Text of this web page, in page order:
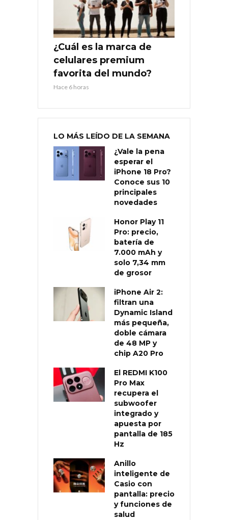
¿Cuál es la marca de
celulares premium
favorita del mundo?
Hace 6 horas
LO MÁS LEÍDO DE LA SEMANA
¿Vale la pena
esperar el
iPhone 18 Pro?
Conoce sus 10
principales
novedades
Honor Play 11
Pro: precio,
batería de
7.000 mAh y
solo 7,34 mm
de grosor
iPhone Air 2:
filtran una
Dynamic Island
más pequeña,
doble cámara
de 48 MP y
chip A20 Pro
El REDMI K100
Pro Max
recupera el
subwoofer
integrado y
apuesta por
pantalla de 185
Hz
Anillo
inteligente de
Casio con
pantalla: precio
y funciones de
salud